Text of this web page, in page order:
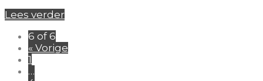
Lees verder
6 of 6
« Vorige
1
…